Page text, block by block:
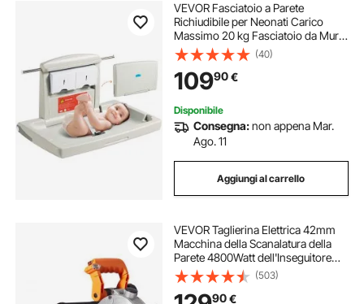
VEVOR Fasciatoio a Parete
Richiudibile per Neonati Carico
Massimo 20 kg Fasciatoio da Muro
Pieghevole in Plastica HDPE per
Bambini Cambiare Pannolini con
Cinghia di Sicurezza Regolabile
860x565x500mm
(40)
10990€
Disponibile
Consegna:non appena Mar.
Ago. 11
Aggiungi al carrello
VEVOR Taglierina Elettrica 42mm
Macchina della Scanalatura della
Parete 4800Watt dell'Inseguitore
della Parete ,Stozzatrice da Parete
6000 RPM Nessuna Polvere,
Macchina da Taglio a Parete
(503)
90€